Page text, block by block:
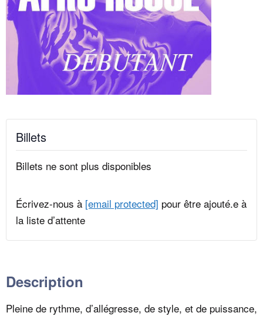
Billets
Billets ne sont plus disponibles
Écrivez-nous à [email protected] pour être ajouté.e à
la liste d’attente
Description
Pleine de rythme, d’allégresse, de style, et de puissance,